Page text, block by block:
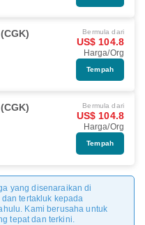
Bermula dari
US$ 104.8
Harga/Org
Tempah
Bermula dari
US$ 104.8
Harga/Org
Tempah
yang disenaraikan di
tertakluk kepada
Kami berusaha untuk
tepat dan terkini.